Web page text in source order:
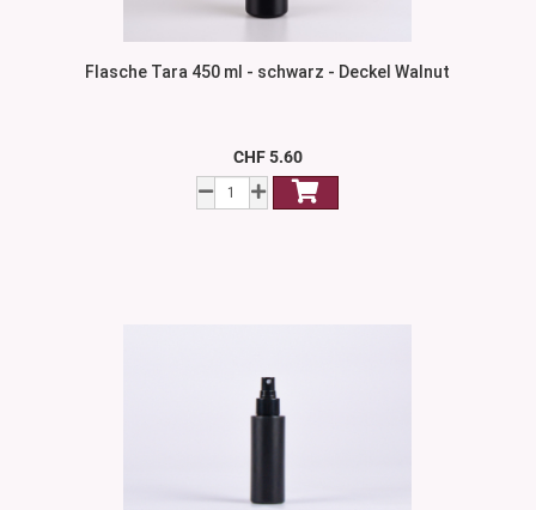
Flasche Tara 450 ml - schwarz - Deckel Walnut
CHF 5.60